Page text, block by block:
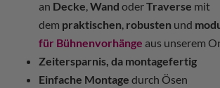
an Decke,Wand oderTraverse mit
dem praktischen, robusten und
für Bühnenvorhänge aus unserem
Zeitersparnis, da montagefertig
Einfache Montage durch Ösen